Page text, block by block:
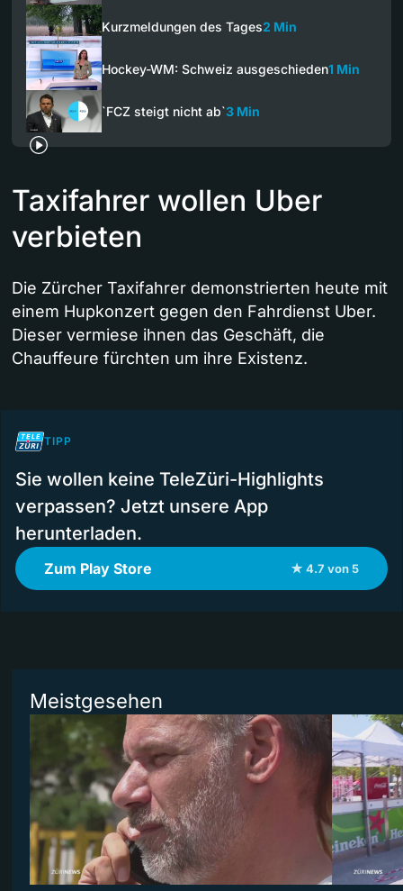
Kurzmeldungen des Tages2 Min
Hockey-WM: Schweiz ausgeschieden1 Min
`FCZ steigt nicht ab`3 Min
Taxifahrer wollen Uber
verbieten
Die Zürcher Taxifahrer demonstrierten heute mit
einem Hupkonzert gegen den Fahrdienst Uber.
Dieser vermiese ihnen das Geschäft, die
Chauffeure fürchten um ihre Existenz.
TIPP
Sie wollen keine TeleZüri-Highlights
verpassen? Jetzt unsere App
herunterladen.
Zum Play Store ★ 4.7 von 5
Meistgesehen